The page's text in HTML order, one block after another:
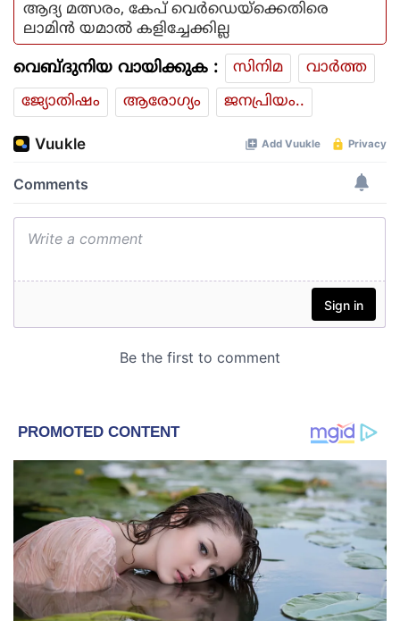
ആദ്യ മത്സരം, കേപ് വെർഡെയ്ക്കെതിരെ
ലാമിൻ യമാൽ കളിച്ചേക്കില്ല
വെബ്ദുനിയ വായിക്കുക : സിനിമ
വാര്‍ത്ത
ജ്യോതിഷം
ആരോഗ്യം ജനപ്രിയം..